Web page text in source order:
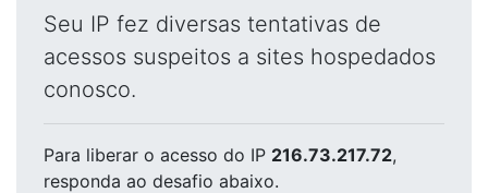
Seu IP fez diversas tentativas de
acessos suspeitos a sites hospedados
conosco.
Para liberar o acesso do IP 216.73.217.72,
responda ao desafio abaixo.